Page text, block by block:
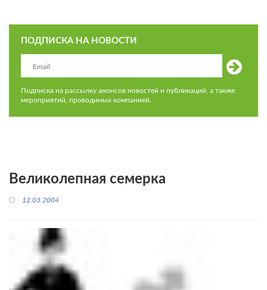
ПОДПИСКА НА НОВОСТИ
Подписка на рассылку анонсов новостей и публикаций, а также
мероприятий, проводимых компанией.
Великолепная семерка
12.03.2004